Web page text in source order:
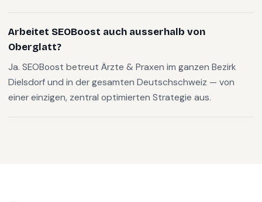
Arbeitet SEOBoost auch ausserhalb von
Oberglatt?
Ja. SEOBoost betreut Ärzte & Praxen im ganzen Bezirk
Dielsdorf und in der gesamten Deutschschweiz — von
einer einzigen, zentral optimierten Strategie aus.